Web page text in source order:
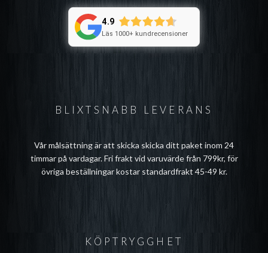
BLIXTSNABB LEVERANS
Vår målsättning är att skicka skicka ditt paket inom 24
timmar på vardagar. Fri frakt vid varuvärde från 799kr, för
övriga beställningar kostar standardfrakt 45-49 kr.
4.9
Läs 1000+ kundrecensioner
KÖPTRYGGHET